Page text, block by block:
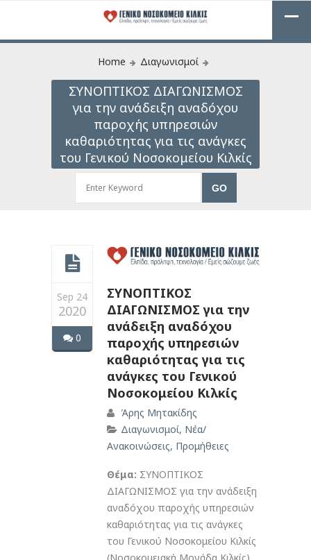
Home Διαγωνισμοί
ΣΥΝΟΠΤΙΚΟΣ ΔΙΑΓΩΝΙΣΜΟΣ
για την ανάδειξη αναδόχου
παροχής υπηρεσιών
καθαριότητας για τις ανάγκες
του Γενικού Νοσοκομείου Κιλκίς
Sep 24
2020
0
ΣΥΝΟΠΤΙΚΟΣ
ΔΙΑΓΩΝΙΣΜΟΣ για την
ανάδειξη αναδόχου
παροχής υπηρεσιών
καθαριότητας για τις
ανάγκες του Γενικού
Νοσοκομείου Κιλκίς
Άρης Μητακίδης
Διαγωνισμοί, Νέα/
Ανακοινώσεις, Προμήθειες
Θέμα: ΣΥΝΟΠΤΙΚΟΣ
ΔΙΑΓΩΝΙΣΜΟΣ για την ανάδειξη
αναδόχου παροχής υπηρεσιών
καθαριότητας για τις ανάγκες
του Γενικού Νοσοκομείου Κιλκίς